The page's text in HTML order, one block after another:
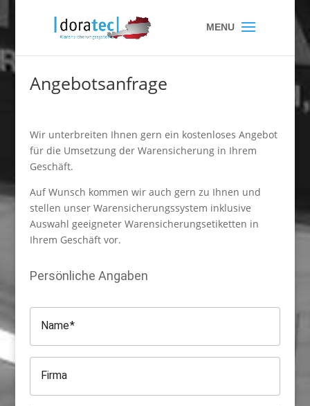
Angebotsanfrage
Wir unterbreiten Ihnen gern ein kostenloses Angebot
für die Umsetzung der Warensicherung in Ihrem
Geschäft.
Auf Wunsch kommen wir auch gern zu Ihnen und
stellen unser Warensicherungssystem inklusive
Auswahl geeigneter Warensicherungsetiketten in
Ihrem Geschäft vor.
Persönliche Angaben
Name
Firma